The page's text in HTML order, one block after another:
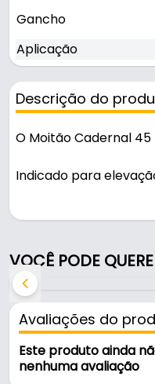
Gancho
Aplicação
Descrição do
O Moitão Cadernal 45
Indicado para
Características:
- Marca: Vonder
- Modelo: Moitão 45
- Acabamento:
- Capacidade máxima
- Diâmetro externo da
VOCÊ PODE
Avaliações do
Este produto ainda
nenhuma avaliação